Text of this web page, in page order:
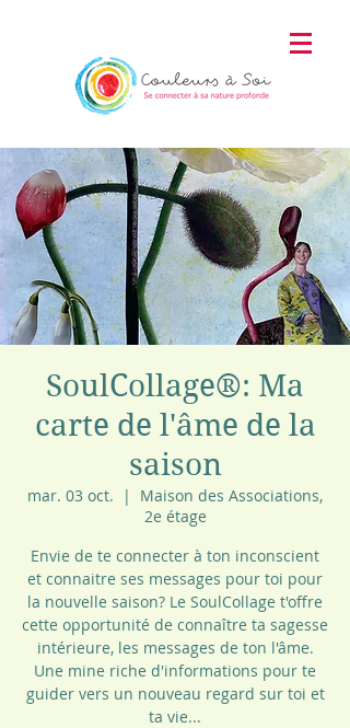
SoulCollage®: Ma
carte de l'âme de la
saison
mar. 03 oct.
  |
Maison des Associations,
2e étage
Envie de te connecter à ton inconscient
et connaitre ses messages pour toi pour
la nouvelle saison? Le SoulCollage t'offre
cette opportunité de connaître ta sagesse
intérieure, les messages de ton l'âme.
Une mine riche d'informations pour te
guider vers un nouveau regard sur toi et
ta vie...